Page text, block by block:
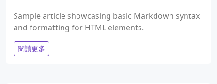
Sample article showcasing basic Markdown syntax
and formatting for HTML elements.
閱讀更多